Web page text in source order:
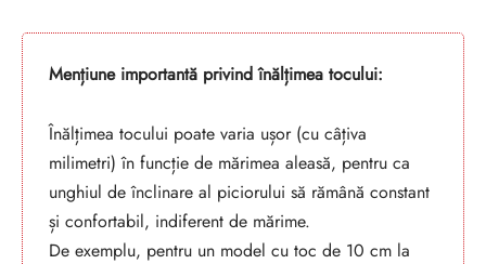
Mențiune importantă privind înălțimea tocului:
Înălțimea tocului poate varia ușor (cu câțiva
milimetri) în funcție de mărimea aleasă, pentru ca
unghiul de înclinare al piciorului să rămână constant
și confortabil, indiferent de mărime.
De exemplu, pentru un model cu toc de 10 cm la